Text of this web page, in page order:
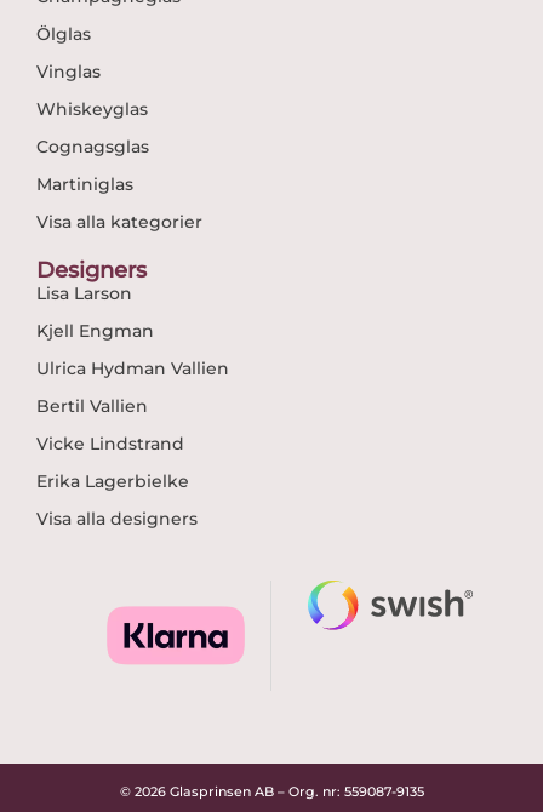
Ölglas
Vinglas
Whiskeyglas
Cognagsglas
Martiniglas
Visa alla kategorier
Designers
Lisa Larson
Kjell Engman
Ulrica Hydman Vallien
Bertil Vallien
Vicke Lindstrand
Erika Lagerbielke
Visa alla designers
© 2026 Glasprinsen AB – Org. nr: 559087-9135